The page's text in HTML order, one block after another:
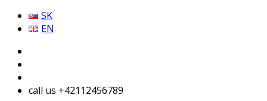
SK
EN
call us +42112456789